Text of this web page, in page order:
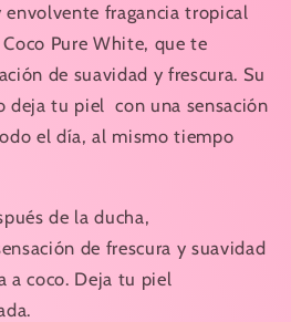
envolvente fragancia tropical
Pure White, que te
de suavidad y frescura. Su
deja tu piel con una sensación
el día, al mismo tiempo
de la ducha,
de frescura y suavidad
a coco. Deja tu piel